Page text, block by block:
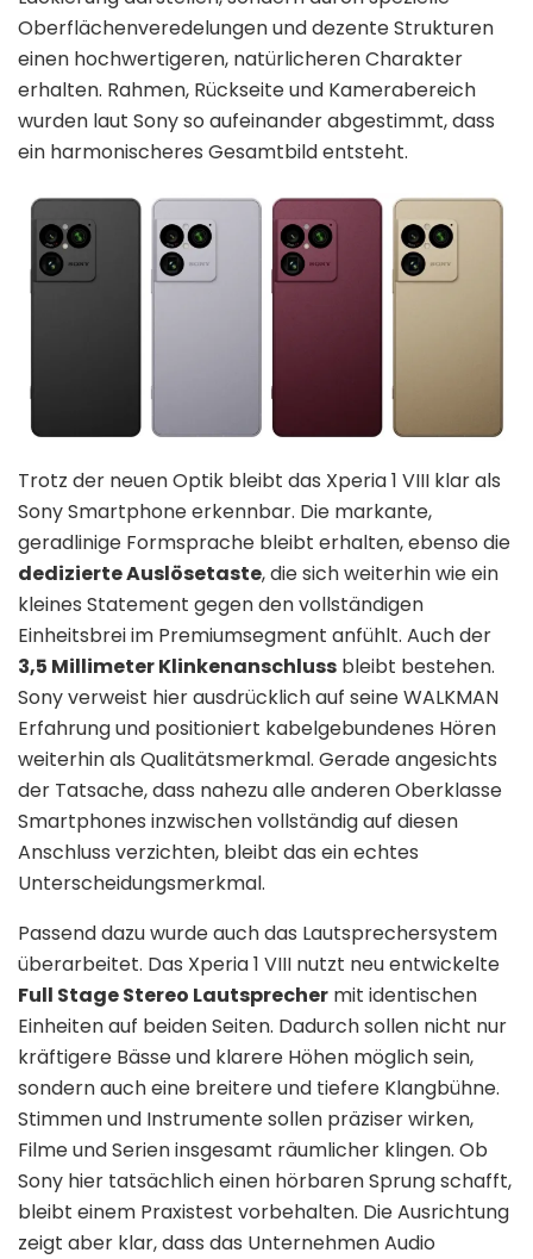
Oberflächenveredelungen und dezente Strukturen
einen hochwertigeren, natürlicheren Charakter
erhalten. Rahmen, Rückseite und Kamerabereich
wurden laut Sony so aufeinander abgestimmt, dass
ein harmonischeres Gesamtbild entsteht.
Trotz der neuen Optik bleibt das Xperia 1 VIII klar als
Sony Smartphone erkennbar. Die markante,
geradlinige Formsprache bleibt erhalten, ebenso die
dedizierte Auslösetaste, die sich weiterhin wie ein
kleines Statement gegen den vollständigen
Einheitsbrei im Premiumsegment anfühlt. Auch der
3,5 Millimeter Klinkenanschluss bleibt bestehen.
Sony verweist hier ausdrücklich auf seine WALKMAN
Erfahrung und positioniert kabelgebundenes Hören
weiterhin als Qualitätsmerkmal. Gerade angesichts
der Tatsache, dass nahezu alle anderen Oberklasse
Smartphones inzwischen vollständig auf diesen
Anschluss verzichten, bleibt das ein echtes
Unterscheidungsmerkmal.
Passend dazu wurde auch das Lautsprechersystem
überarbeitet. Das Xperia 1 VIII nutzt neu entwickelte
Full Stage Stereo Lautsprecher mit identischen
Einheiten auf beiden Seiten. Dadurch sollen nicht nur
kräftigere Bässe und klarere Höhen möglich sein,
sondern auch eine breitere und tiefere Klangbühne.
Stimmen und Instrumente sollen präziser wirken,
Filme und Serien insgesamt räumlicher klingen. Ob
Sony hier tatsächlich einen hörbaren Sprung schafft,
bleibt einem Praxistest vorbehalten. Die Ausrichtung
zeigt aber klar, dass das Unternehmen Audio